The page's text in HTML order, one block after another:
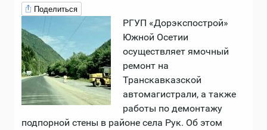
Поделиться
РГУП «Дорэкспострой»
Южной Осетии
осуществляет ямочный
ремонт на
Транскавказской
автомагистрали, а также
работы по демонтажу
подпорной стены в районе села Рук. Об этом